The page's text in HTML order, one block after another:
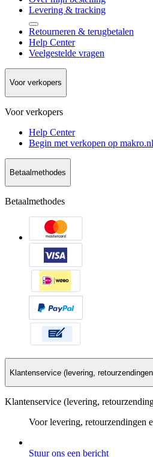
Levering & tracking
Retourneren & terugbetalen
Help Center
Veelgestelde vragen
Voor verkopers
Voor verkopers
Help Center
Begin met verkopen op makro.nl
Betaalmethodes
Betaalmethodes
Klantenservice (levering,
Klantenservice (levering,
Voor levering, retourzendingen
Stuur ons een bericht